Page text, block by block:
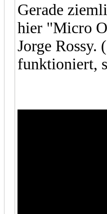
Gerade
hier "Micro
Jorge
funktioniert,